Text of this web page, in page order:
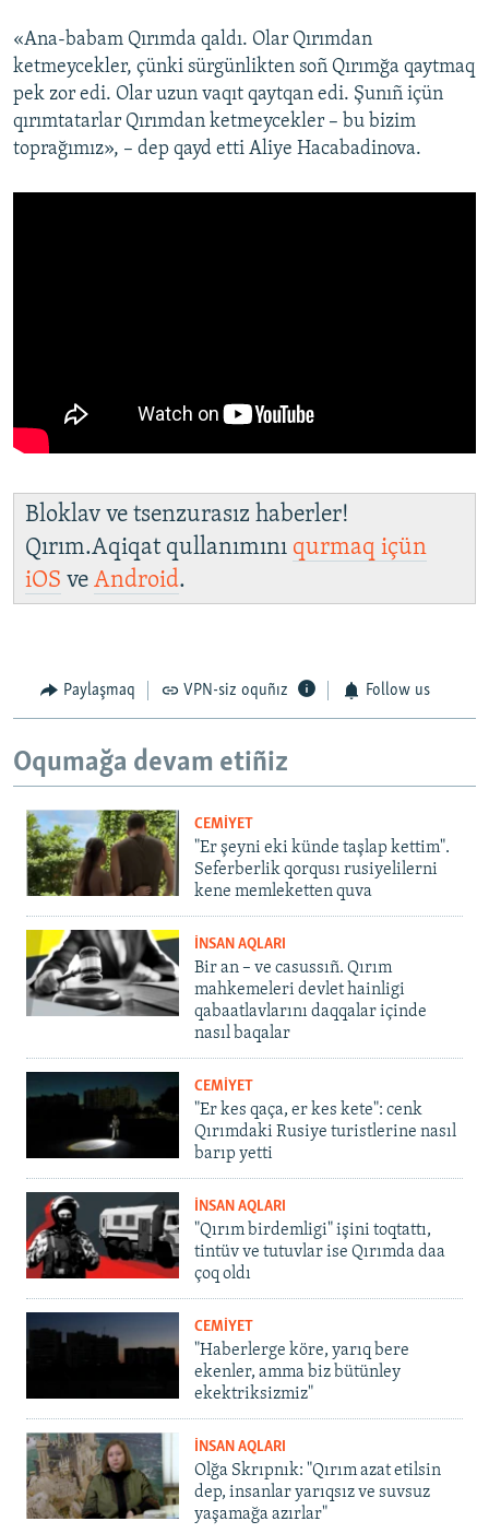
«Ana-babam Qırımda qaldı. Olar Qırımdan
ketmeycekler, çünki sürgünlikten soñ Qırımğa qaytmaq
pek zor edi. Olar uzun vaqıt qaytqan edi. Şunıñ içün
qırımtatarlar Qırımdan ketmeycekler – bu bizim
toprağımız», – dep qayd etti Aliye Hacabadinova.
Bloklav ve tsenzurasız haberler!
Qırım.Aqiqat qullanımını qurmaq içün
iOS ve Android.
Paylaşmaq VPN-siz oquñız Follow us
Oqumağa devam etiñiz
CEMİYET
"Er şeyni eki künde taşlap kettim".
Seferberlik qorqusı rusiyelilerni
kene memleketten quva
İNSAN AQLARI
Bir an – ve casussıñ. Qırım
mahkemeleri devlet hainligi
qabaatlavlarını daqqalar içinde
nasıl baqalar
CEMİYET
"Er kes qaça, er kes kete": cenk
Qırımdaki Rusiye turistlerine nasıl
barıp yetti
İNSAN AQLARI
"Qırım birdemligi" işini toqtattı,
tintüv ve tutuvlar ise Qırımda daa
çoq oldı
CEMİYET
"Haberlerge köre, yarıq bere
ekenler, amma biz bütünley
ekektriksizmiz"
İNSAN AQLARI
Olğa Skrıpnık: "Qırım azat etilsin
dep, insanlar yarıqsız ve suvsuz
yaşamağa azırlar"